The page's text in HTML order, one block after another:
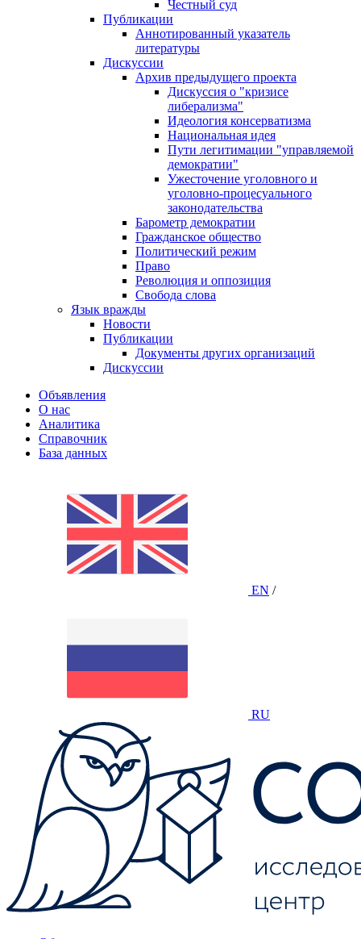
Честный суд
Публикации
Аннотированный указатель
литературы
Дискуссии
Архив предыдущего проекта
Дискуссия о "кризисе
либерализма"
Идеология консерватизма
Национальная идея
Пути легитимации "управляемой
демократии"
Ужесточение уголовного и
уголовно-процесуального
законодательства
Барометр демократии
Гражданское общество
Политический режим
Право
Революция и оппозиция
Свобода слова
Язык вражды
Новости
Публикации
Документы других организаций
Дискуссии
Объявления
О нас
Аналитика
Справочник
База данных
EN /
RU